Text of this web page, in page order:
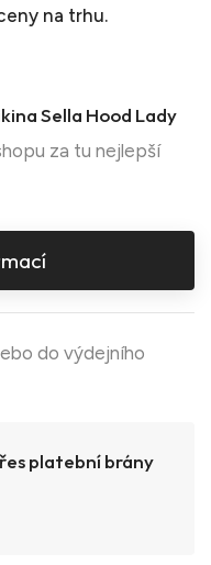
na trhu.
Sella Hood Lady
za tu nejlepší
do výdejního
platební brány